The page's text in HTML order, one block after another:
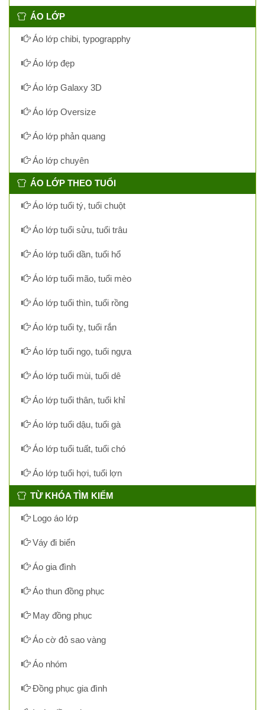
ÁO LỚP
Áo lớp chibi, typograpphy
Áo lớp đẹp
Áo lớp Galaxy 3D
Áo lớp Oversize
Áo lớp phản quang
Áo lớp chuyên
ÁO LỚP THEO TUỔI
Áo lớp tuổi tý, tuổi chuột
Áo lớp tuổi sửu, tuổi trâu
Áo lớp tuổi dần, tuổi hổ
Áo lớp tuổi mão, tuổi mèo
Áo lớp tuổi thìn, tuổi rồng
Áo lớp tuổi tỵ, tuổi rắn
Áo lớp tuổi ngọ, tuổi ngựa
Áo lớp tuổi mùi, tuổi dê
Áo lớp tuổi thân, tuổi khỉ
Áo lớp tuổi dậu, tuổi gà
Áo lớp tuổi tuất, tuổi chó
Áo lớp tuổi hợi, tuổi lợn
TỪ KHÓA TÌM KIẾM
Logo áo lớp
Váy đi biển
Áo gia đình
Áo thun đồng phục
May đồng phục
Áo cờ đỏ sao vàng
Áo nhóm
Đồng phục gia đình